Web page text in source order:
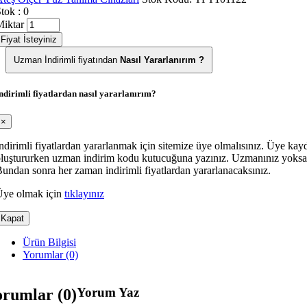
: 0
Fiyat İsteyiniz
Uzman İndirimli fiyatından Nasıl Yararlanırım ?
fiyatlardan nasıl yararlanırım?
×
fiyatlardan yararlanmak için sitemize üye olmalısınız. Üye
uzman indirim kodu kutucuğuna yazınız. Uzmanınız
sonra her zaman indirimli fiyatlardan yararlanacaksınız.
olmak için tıklayınız
Kapat
Ürün Bilgisi
Yorumlar (0)
(0)Yorum Yaz